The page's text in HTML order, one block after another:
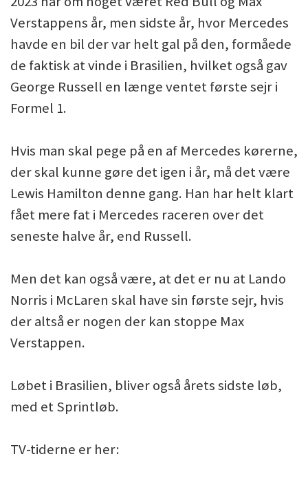
Verstappens år, men sidste år, hvor Mercedes
havde en bil der var helt gal på den, formåede
de faktisk at vinde i Brasilien, hvilket også gav
George Russell en længe ventet første sejr i
Formel 1.
Hvis man skal pege på en af Mercedes kørerne,
der skal kunne gøre det igen i år, må det være
Lewis Hamilton denne gang. Han har helt klart
fået mere fat i Mercedes raceren over det
seneste halve år, end Russell.
Men det kan også være, at det er nu at Lando
Norris i McLaren skal have sin første sejr, hvis
der altså er nogen der kan stoppe Max
Verstappen.
Løbet i Brasilien, bliver også årets sidste løb,
med et Sprintløb.
TV-tiderne er her: